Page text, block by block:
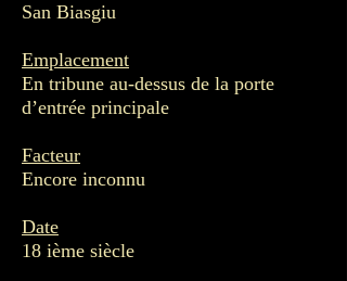
San Biasgiu
Emplacement
En tribune au-dessus de la porte
d’entrée principale
Facteur
Encore inconnu
Date
18 ième siècle